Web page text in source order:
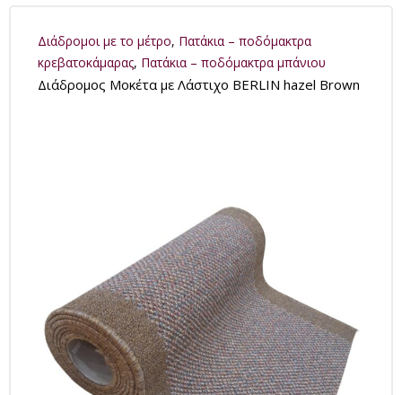
Διάδρομοι με το μέτρο, Πατάκια – ποδόμακτρα
κρεβατοκάμαρας, Πατάκια – ποδόμακτρα μπάνιου
Διάδρομος Μοκέτα με Λάστιχο BERLIN hazel Brown